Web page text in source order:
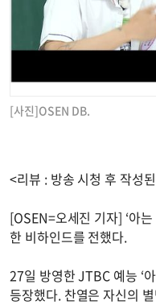
[사진]OSEN DB.
<리뷰 : 방송 시청 후 작성
[OSEN=오세진 기자] ‘아
한 비하인드를 전했다.
27일 방영한 JTBC 예능 ‘
등장했다. 찬열은 자신의